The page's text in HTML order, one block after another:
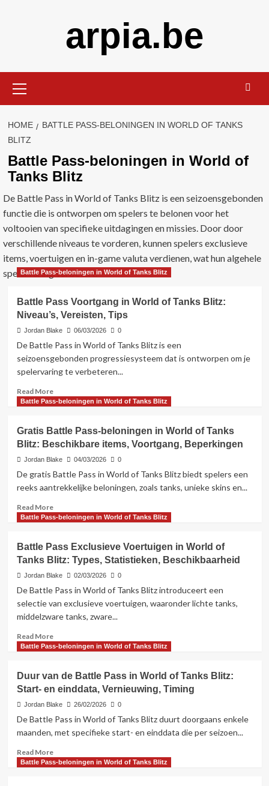
arpia.be
Menu
HOME
BATTLE PASS-BELONINGEN IN WORLD OF TANKS
BLITZ
Battle Pass-beloningen in World of
Tanks Blitz
De Battle Pass in World of Tanks Blitz is een seizoensgebonden
functie die is ontworpen om spelers te belonen voor het
voltooien van specifieke uitdagingen en missies. Door door
verschillende niveaus te vorderen, kunnen spelers exclusieve
items, voertuigen en in-game valuta verdienen, wat hun algehele
spelervaring verbetert.
Battle Pass-beloningen in World of Tanks Blitz
Battle Pass Voortgang in World of Tanks Blitz:
Niveau’s, Vereisten, Tips
Jordan Blake 06/03/2026 0
De Battle Pass in World of Tanks Blitz is een
seizoensgebonden progressiesysteem dat is ontworpen om je
spelervaring te verbeteren...
Read MoreRead
more
Pass
Voortgang
in
World
Tanks
Niveau’s,
Battle Pass-beloningen in World of Tanks Blitz
Gratis Battle Pass-beloningen in World of Tanks
Blitz: Beschikbare items, Voortgang, Beperkingen
Jordan Blake 04/03/2026 0
De gratis Battle Pass in World of Tanks Blitz biedt spelers een
reeks aantrekkelijke beloningen, zoals tanks, unieke skins en...
Read MoreRead
more
Battle
Pass-
beloningen
in
of
Tanks
Beschikbare
items,
Beperkingen
Battle Pass-beloningen in World of Tanks Blitz
Battle Pass Exclusieve Voertuigen in World of
Tanks Blitz: Types, Statistieken, Beschikbaarheid
Jordan Blake 02/03/2026 0
De Battle Pass in World of Tanks Blitz introduceert een
selectie van exclusieve voertuigen, waaronder lichte tanks,
middelzware tanks, zware...
Read MoreRead
more
Pass
Exclusieve
Voertuigen
in
of
Blitz:
Battle Pass-beloningen in World of Tanks Blitz
Duur van de Battle Pass in World of Tanks Blitz:
Start- en einddata, Vernieuwing, Timing
Jordan Blake 26/02/2026 0
De Battle Pass in World of Tanks Blitz duurt doorgaans enkele
maanden, met specifieke start- en einddata die per seizoen...
Read MoreRead
more
Battle Pass-beloningen in World of Tanks Blitz